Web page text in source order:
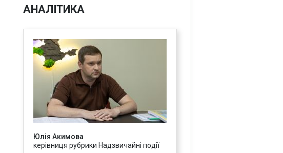
АНАЛІТИКА
Юлія Акимова
керівниця рубрики Надзвичайні події